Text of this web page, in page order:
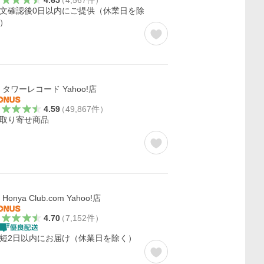
確認後0日以内にご提供（休業日を除
タワーレコード Yahoo!店
4.59（49,867件）
り寄せ商品
Honya Club.com Yahoo!店
4.70（7,152件）
2日以内にお届け（休業日を除く）